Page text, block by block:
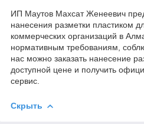
ИП Маутов Махсат Женеевич
нанесения разметки пластиком
коммерческих организаций в
нормативным требованиям,
нас можно заказать нанесение
доступной цене и получить
сервис.
Скрыть